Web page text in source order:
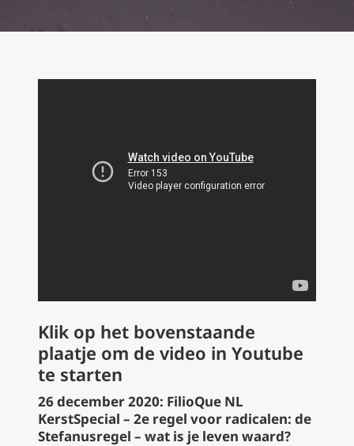
Klik op het bovenstaande
plaatje om de video in Youtube
te starten
26 december 2020: FilioQue NL
KerstSpecial – 2e regel voor radicalen: de
Stefanusregel – wat is je leven waard?